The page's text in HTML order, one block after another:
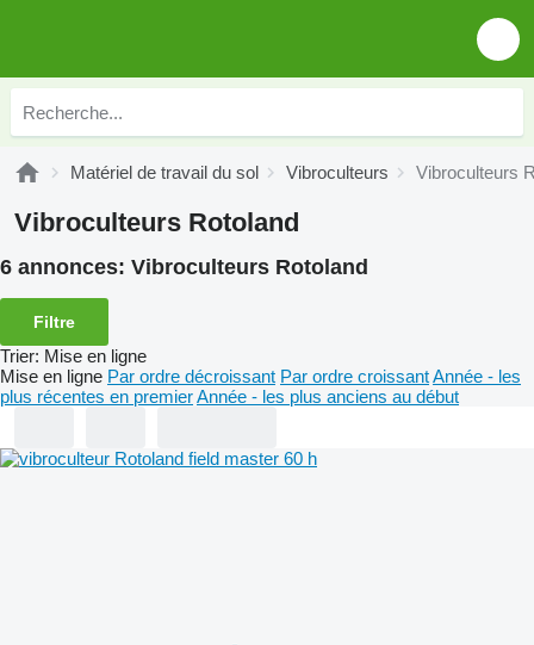
Matériel de travail du sol Vibroculteurs Vibroculteurs
Vibroculteurs Rotoland
6 annonces: Vibroculteurs Rotoland
Filtre
Trier: Mise en ligne
Mise en ligne Par ordre décroissant Par ordre croissantAnnée - les
plus récentes en premierAnnée - les plus anciens au début